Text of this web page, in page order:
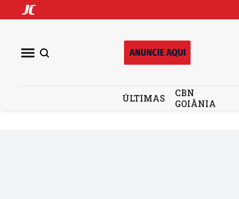
ÚLTIMAS
CBN
GOIÂNIA